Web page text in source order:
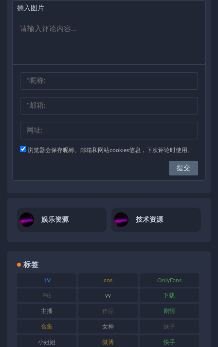
插入图片
浏览器会保存昵称、邮箱和网站cookies信息，下次评论时使用。
娱乐资源 技术资源
标签
1V cos OnlyFans
P站 yy 下载.
主播 作品 剧情
合集 女神 妹子
小姐姐 微博 快手